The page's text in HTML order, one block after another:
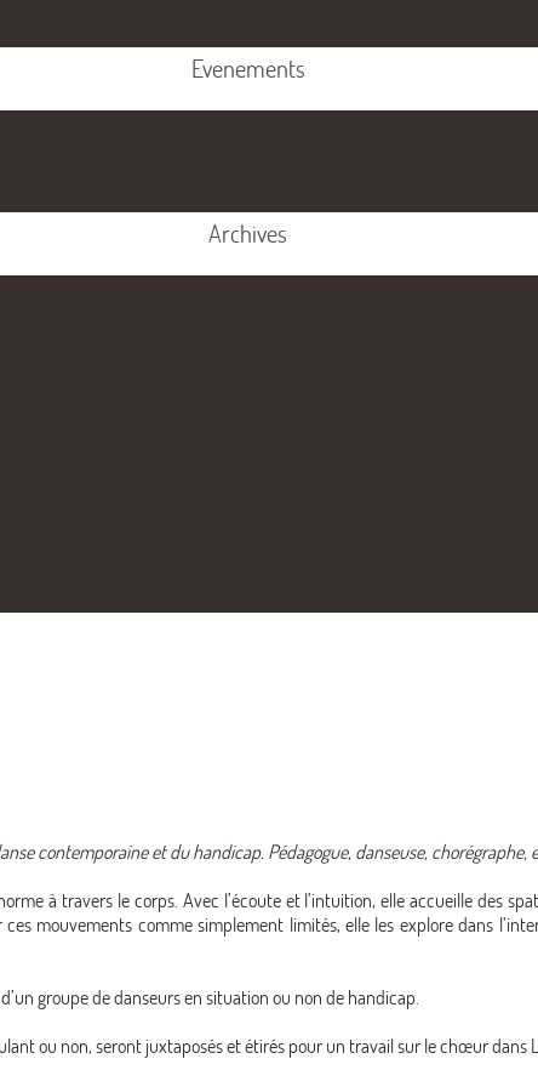
Evenements
Archives
contemporaine et du handicap. Pédagogue, danseuse,
à travers le corps. Avec l’écoute et l’intuition, elle accueille des
mouvements comme simplement limités, elle les explore dans
groupe de danseurs en situation ou non de handicap.
ou non, seront juxtaposés et étirés pour un travail sur le chœur dans